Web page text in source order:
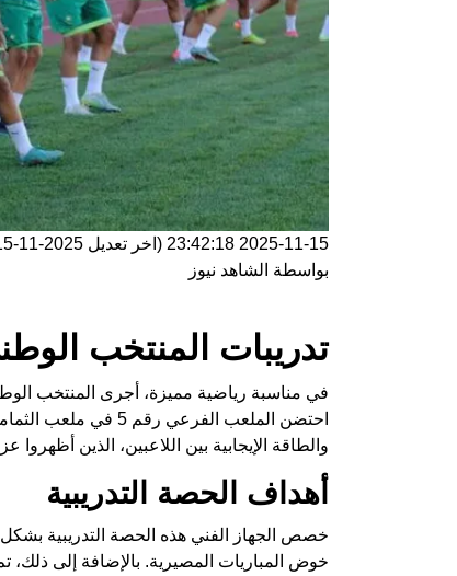
2025-11-15 23:42:18 (اخر تعديل 2025-11-15 23:42:18
بواسطة الشاهد نيوز
تدريبات المنتخب الوطني لأقل من
احتضن الملعب
والطاقة الإيجابية بين اللاعبين، الذين
أهداف الحصة التدريبية
خصص الجهاز الفني هذه الحصة التدريبية بشكل
خوض المباريات المصيرية. بالإضافة إلى